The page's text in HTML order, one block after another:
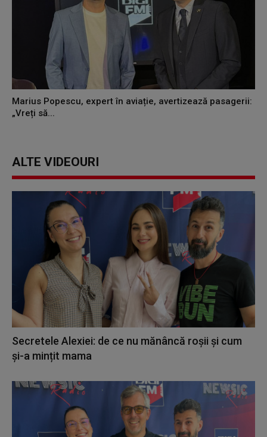
Marius Popescu, expert în aviație, avertizează pasagerii:
„Vreți să...
ALTE VIDEOURI
Secretele Alexiei: de ce nu mănâncă roșii și cum
și-a mințit mama